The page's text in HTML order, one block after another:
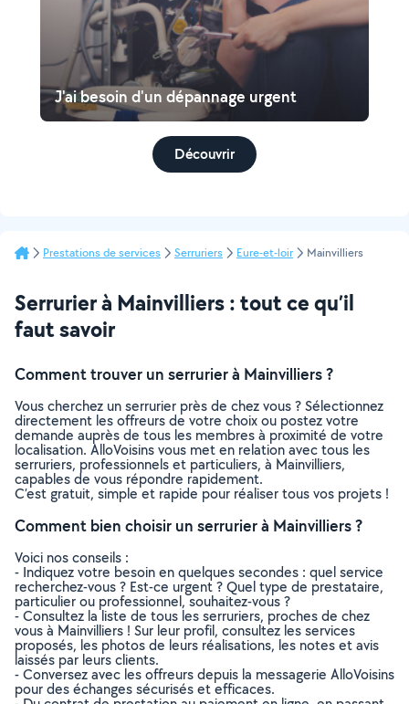
J'ai besoin d'un dépannage urgent
Découvrir
Prestations de services Serruriers Eure-et-loir Mainvilliers
Serrurier à Mainvilliers : tout ce qu’il
faut savoir
Comment trouver un serrurier à Mainvilliers ?
Vous cherchez un serrurier près de chez vous ? Sélectionnez
directement les offreurs de votre choix ou postez votre
demande auprès de tous les membres à proximité de votre
localisation. AlloVoisins vous met en relation avec tous les
serruriers, professionnels et particuliers, à Mainvilliers,
capables de vous répondre rapidement.
C’est gratuit, simple et rapide pour réaliser tous vos projets !
Comment bien choisir un serrurier à Mainvilliers ?
Voici nos conseils :
- Indiquez votre besoin en quelques secondes : quel service
recherchez-vous ? Est-ce urgent ? Quel type de prestataire,
particulier ou professionnel, souhaitez-vous ?
- Consultez la liste de tous les serruriers, proches de chez
vous à Mainvilliers ! Sur leur profil, consultez les services
proposés, les photos de leurs réalisations, les notes et avis
laissés par leurs clients.
- Conversez avec les offreurs depuis la messagerie AlloVoisins
pour des échanges sécurisés et efficaces.